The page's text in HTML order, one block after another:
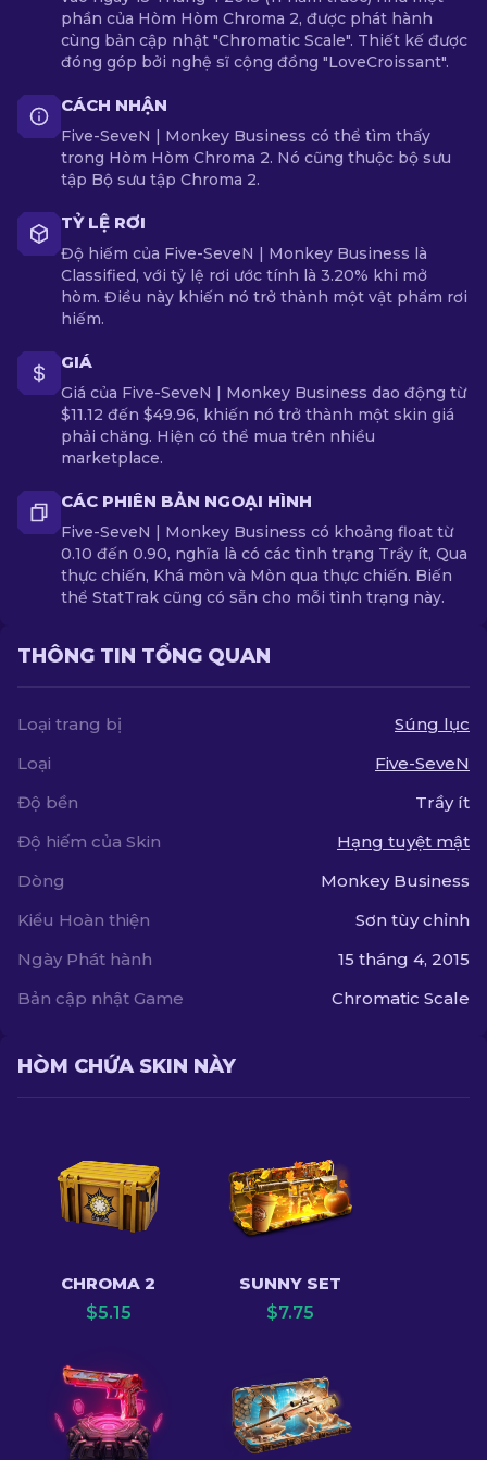
phần của Hòm Hòm Chroma 2, được phát hành
cùng bản cập nhật "Chromatic Scale". Thiết kế được
đóng góp bởi nghệ sĩ cộng đồng "LoveCroissant".
CÁCH NHẬN
Five-SeveN | Monkey Business có thể tìm thấy
trong Hòm Hòm Chroma 2. Nó cũng thuộc bộ sưu
tập Bộ sưu tập Chroma 2.
TỶ LỆ RƠI
Độ hiếm của Five-SeveN | Monkey Business là
Classified, với tỷ lệ rơi ước tính là 3.20% khi mở
hòm. Điều này khiến nó trở thành một vật phẩm rơi
hiếm.
GIÁ
Giá của Five-SeveN | Monkey Business dao động từ
$11.12 đến $49.96, khiến nó trở thành một skin giá
phải chăng. Hiện có thể mua trên nhiều
marketplace.
CÁC PHIÊN BẢN NGOẠI HÌNH
Five-SeveN | Monkey Business có khoảng float từ
0.10 đến 0.90, nghĩa là có các tình trạng Trầy ít, Qua
thực chiến, Khá mòn và Mòn qua thực chiến. Biến
thể StatTrak cũng có sẵn cho mỗi tình trạng này.
THÔNG TIN TỔNG QUAN
Loại trang bị
Súng lục
Loại
Five-SeveN
Độ bền
Trầy ít
Độ hiếm của Skin
Hạng tuyệt mật
Dòng
Monkey Business
Kiểu Hoàn thiện
Sơn tùy chỉnh
Ngày Phát hành
15 tháng 4, 2015
Bản cập nhật Game
Chromatic Scale
HÒM CHỨA SKIN NÀY
CHROMA 2
$5.15
SUNNY SET
$7.75